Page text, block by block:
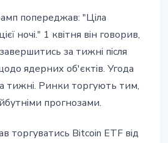
попереджав: "Ціла
ночі." 1 квітня він говорив,
за тижні після
ядерних об'єктів. Угода
тижні. Ринки торгують тим,
прогнозами.
торгуватись Bitcoin ETF від